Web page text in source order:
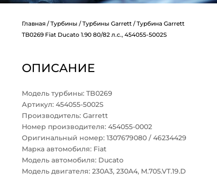
Главная/Турбины /Турбины Garrett/ Турбина Garrett
TB0269 Fiat Ducato 1.90 80/82 л.с., 454055-5002S
ОПИСАНИЕ
Модель турбины: TB0269
Артикул: 454055-5002S
Производитель: Garrett
Номер производителя: 454055-0002
Оригинальный номер: 1307679080 / 46234429
Марка автомобиля: Fiat
Модель автомобиля: Ducato
Модель двигателя: 230A3, 230A4, M.705.VT.19.D